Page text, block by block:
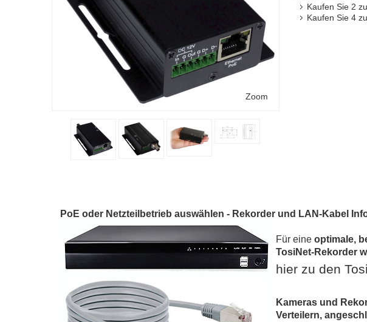
Zoom
Kaufen Sie 2
Kaufen Sie 4
PoE oder Netzteilbetrieb auswählen - Rekorder und LAN-Kabel
Für eineoptimale,
TosiNet-Rekorder
hier zu den
Kameras und
Verteilern,